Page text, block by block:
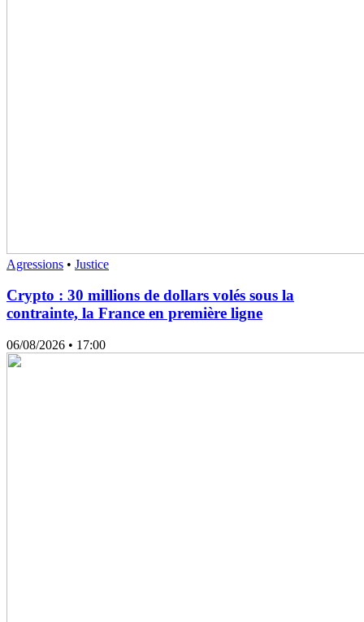
Agressions • Justice
Crypto : 30 millions de dollars volés sous la
contrainte, la France en première ligne
06/08/2026 • 17:00